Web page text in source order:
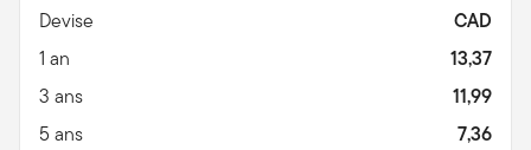
Devise
CAD
1 an
13,37
3 ans
11,99
5 ans
7,36